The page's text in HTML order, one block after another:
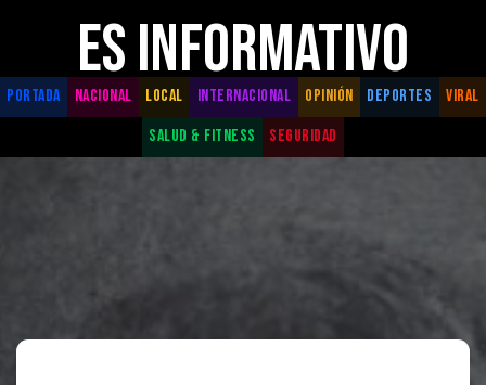
ES INFORMATIVO
PORTADA NACIONAL LOCAL INTERNACIONAL OPINIÓN DEPORTES
VIRAL
SALUD & FITNESS
SEGURIDAD